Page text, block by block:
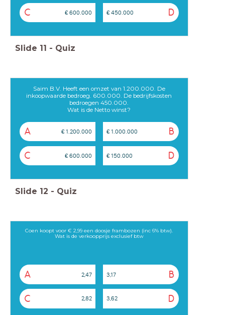
C € 600.000 D
€ 450.000
Slide 11 - Quiz
Saim B.V. Heeft een omzet van 1.200.000. De
inkoopwaarde bedroeg. 600.000. De bedrijfskosten
bedroegen 450.000.
Wat is de Netto winst?
A € 1.200.000 B
€ 1.000.000
C € 600.000 D
€ 150.000
Slide 12 - Quiz
Coen koopt voor € 2,99 een doosje frambozen (inc 6% btw).
Wat is de verkoopprijs exclusief btw
A 2,47 B
3,17
C 2,82 D
3,62